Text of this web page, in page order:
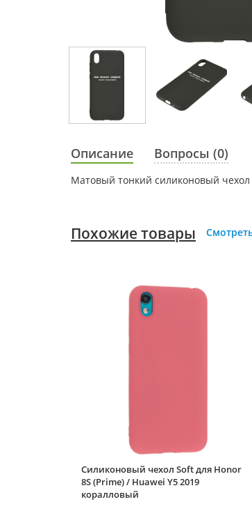
Описание Вопросы (0)
Матовый тонкий силиконовый
Похожие товары
Силиконовый чехол Soft для Honor
8S (Prime) / Huawei Y5 2019
коралловый